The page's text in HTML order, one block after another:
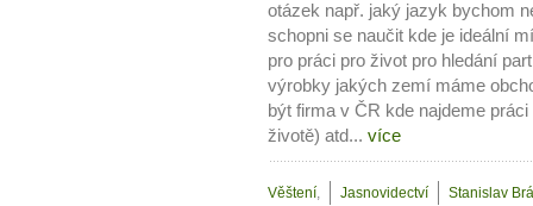
otázek např. jaký jazyk bychom
schopni se naučit kde je ideální
pro práci pro život pro hledání
výrobky jakých zemí máme
být firma v ČR kde najdeme
životě) atd... více
Věštení, Jasnovidectví
Stanislav